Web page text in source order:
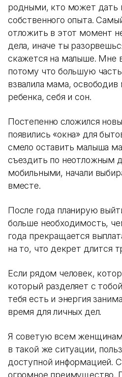
родными, кто может дать
собственного опыта.
отложить в этот момент
дела, иначе ты
скажется на малыше. Мне
потому что большую
взвалила мама,
ребенка, себя и сон.
Постепенно сложился
появились «окна» для
смело оставить малыша
съездить по неотложным
мобильными, начали
вместе.
После года планирую
больше необходимость,
года прекращается
на то, что декрет длится
Если рядом человек,
который разделяет с
тебя есть и энергия
время для личных дел.
Я советую всем
в такой же ситуации,
доступной информацией.
огромное преимущество.